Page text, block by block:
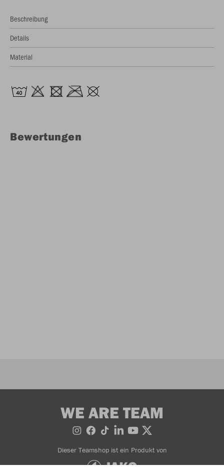
Beschreibung
Details
Material
Bewertungen
WE ARE TEAM
Dieser Teamshop ist ein Produkt von